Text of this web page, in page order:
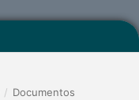
/ Documentos